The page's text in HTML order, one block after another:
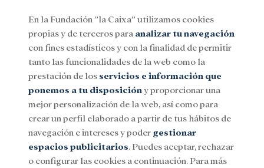
Menu
SocialInvestigación y becasCultura
Juegos
En la Fundación ”la Caixa” utilizamos cookies
propias y de terceros para analizar tu navegación
con fines estadísticos y con la finalidad de permitir
tanto las funcionalidades de la web como la
prestación de los servicios e información que
ponemos a tu disposición y proporcionar una
mejor personalización de la web, así como para
crear un perfil elaborado a partir de tus hábitos de
navegación e intereses y poder gestionar
espacios publicitarios. Puedes aceptar, rechazar
o configurar las cookies a continuación. Para más